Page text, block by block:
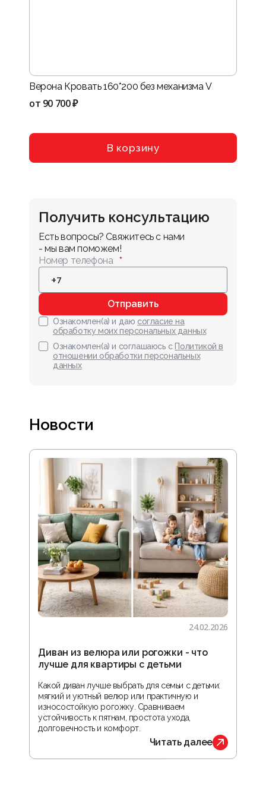
Верона Кровать 160*200 без механизма V
от 90 700 ₽
В корзину
Получить консультацию
Есть вопросы? Свяжитесь с нами
- мы вам поможем!
Номер телефона
Отправить
Ознакомлен(а) и даю согласие на
обработку моих персональных данных
Ознакомлен(а) и соглашаюсь с Политикой в
отношении обработки персональных
данных
Новости
24.02.2026
Диван из велюра или рогожки - что
лучше для квартиры с детьми
Какой диван лучше выбрать для семьи с детьми:
мягкий и уютный велюр или практичную и
износостойкую рогожку. Сравниваем
устойчивость к пятнам, простота ухода,
долговечность и комфорт.
Читать далее